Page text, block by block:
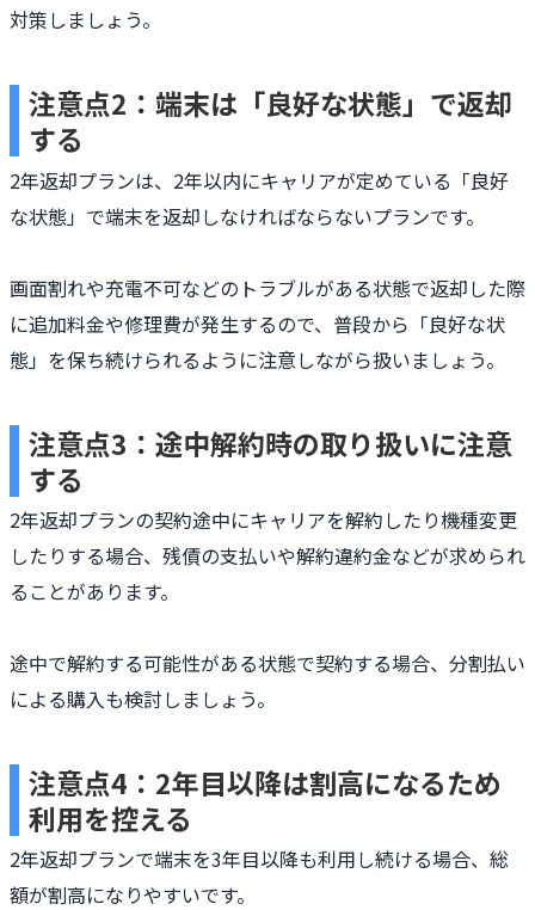
対策しましょう。
注意点2：端末は「良好な状態」で返却
する
2年返却プランは、2年以内にキャリアが定めている「良好
な状態」で端末を返却しなければならないプランです。
画面割れや充電不可などのトラブルがある状態で返却した際
に追加料金や修理費が発生するので、普段から「良好な状
態」を保ち続けられるように注意しながら扱いましょう。
注意点3：途中解約時の取り扱いに注意
する
2年返却プランの契約途中にキャリアを解約したり機種変更
したりする場合、残債の支払いや解約違約金などが求められ
ることがあります。
途中で解約する可能性がある状態で契約する場合、分割払い
による購入も検討しましょう。
注意点4：2年目以降は割高になるため
利用を控える
2年返却プランで端末を3年目以降も利用し続ける場合、総
額が割高になりやすいです。